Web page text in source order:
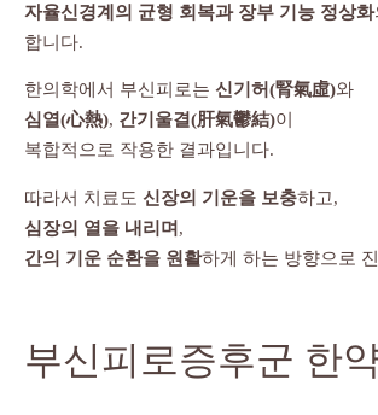
자율신경계의 균형 회복과 장부 기능 정상화
합니다.
한의학에서 부신피로는 신기허(腎氣虛)와
심열(心熱), 간기울결(肝氣鬱結)이
복합적으로 작용한 결과입니다.
따라서 치료도 신장의 기운을 보충하고,
심장의 열을 내리며 ,
간의 기운 순환을 원활하게 하는 방향으로
부신피로증후군 한